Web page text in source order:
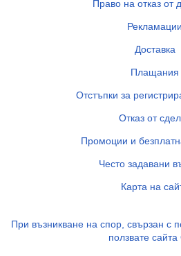
Право на отказ от
Рекламации
Доставка
Плащания
Отстъпки за
Отказ от
Промоции и
Често задавани
Карта на
При възникване на спор, свързан с
ползвате